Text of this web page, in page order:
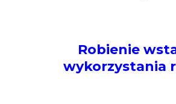
Robienie
wykorzystania